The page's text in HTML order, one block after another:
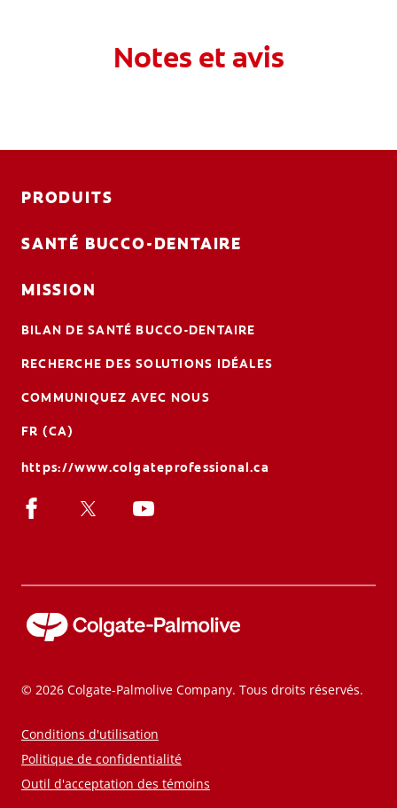
Notes et avis
PRODUITS
SANTÉ BUCCO-DENTAIRE
MISSION
BILAN DE SANTÉ BUCCO-DENTAIRE
RECHERCHE DES SOLUTIONS IDÉALES
COMMUNIQUEZ AVEC NOUS
FR (CA)
https://www.colgateprofessional.ca
© 2026 Colgate-Palmolive Company. Tous droits réservés.
Conditions d'utilisation
Politique de confidentialité
Outil d'acceptation des témoins